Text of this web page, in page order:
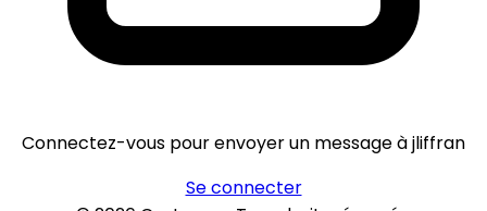
Connectez-vous pour envoyer un message à jliffran
Se connecter